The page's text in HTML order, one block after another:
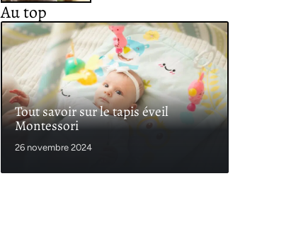
Au top
Tout savoir sur le tapis éveil
Montessori
26 novembre 2024